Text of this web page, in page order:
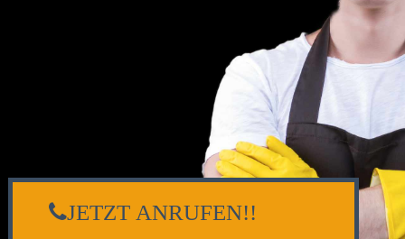
JETZT ANRUFEN!!